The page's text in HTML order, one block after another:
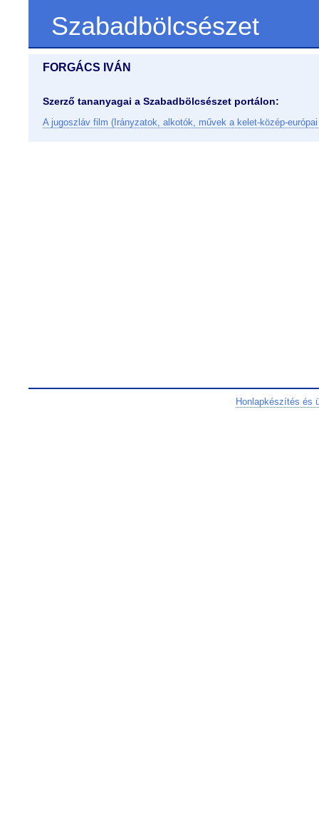
Szabadbölcsészet
FORGÁCS IVÁN
Szerző tananyagai a Szabadbölcsészet portálon:
A jugoszláv film (Irányzatok, alkotók, művek a kelet-közép-
Honlapkészítés és